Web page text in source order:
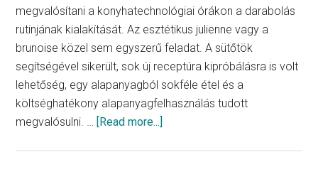
megvalósítani a konyhatechnológiai órákon a darabolás
rutinjának kialakítását. Az esztétikus julienne vagy a
brunoise közel sem egyszerű feladat. A sütőtök
segítségével sikerült, sok új receptúra kipróbálásra is volt
lehetőség, egy alapanyagból sokféle étel és a
költséghatékony alapanyagfelhasználás tudott
megvalósulni. … [Read more...]